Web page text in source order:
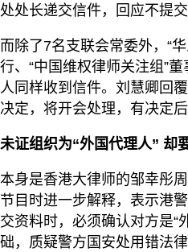
处处长递交信件，回应不提交
而除了7名支联会常委外，“
行、“中国维权律师关注组”
人同样收到信件。刘慧卿回
决定，将开会处理，有决定后
未证组织为“外国代理人” 却
本身是香港大律师的邹幸彤
节目时进一步解释，表示港
交资料时，必须确认对方是“
础，质疑警方国安处用错法律